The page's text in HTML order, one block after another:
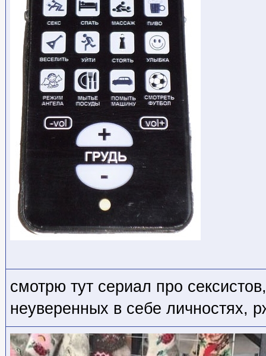
смотрю тут сериал про
неуверенных в себе личностях,